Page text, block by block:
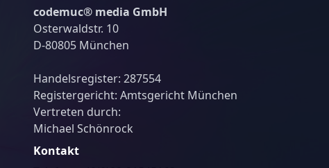
codemuc® media GmbH
Osterwaldstr. 10
D-80805 München
Handelsregister: 287554
Registergericht: Amtsgericht München
Vertreten durch:
Michael Schönrock
Kontakt